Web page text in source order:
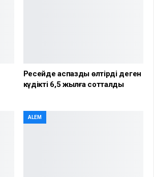
Ресейде аспазды өлтірді деген
күдікті 6,5 жылға сотталды
ALEM